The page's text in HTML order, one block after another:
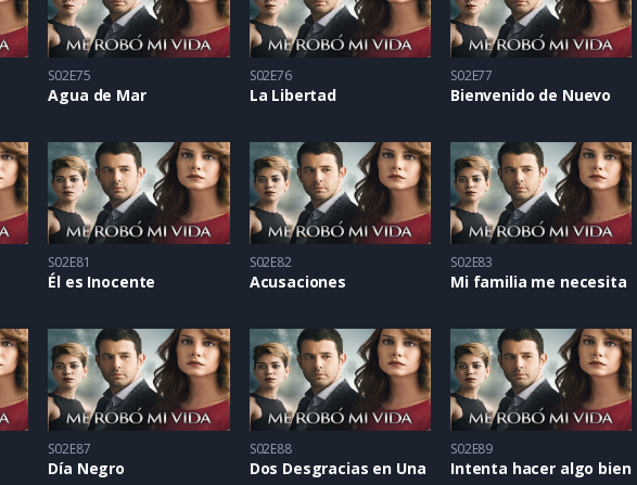
S02E75
Agua de Mar
S02E76
La Libertad
S02E77
Bienvenido de Nuevo
S02E81
Él es Inocente
S02E82
Acusaciones
S02E83
Mi familia me necesita
S02E87
Día Negro
S02E88
Dos Desgracias en Una
S02E89
Intenta hacer algo bien